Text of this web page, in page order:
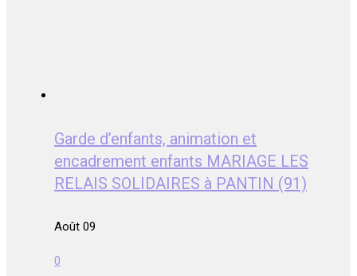
Garde d’enfants, animation et
encadrement enfants MARIAGE LES
RELAIS SOLIDAIRES à PANTIN (91)
Août 09
0